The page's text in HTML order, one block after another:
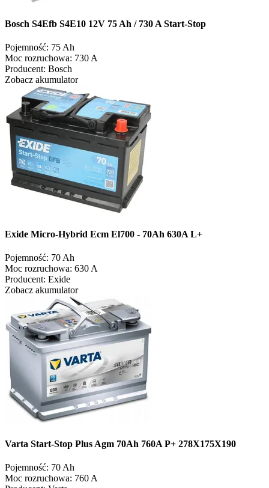
Bosch S4Efb S4E10 12V 75 Ah / 730 A Start-Stop
Pojemność: 75 Ah
Moc rozruchowa: 730 A
Producent: Bosch
Zobacz akumulator
Exide Micro-Hybrid Ecm El700 - 70Ah 630A L+
Pojemność: 70 Ah
Moc rozruchowa: 630 A
Producent: Exide
Zobacz akumulator
Varta Start-Stop Plus Agm 70Ah 760A P+ 278X175X190
Pojemność: 70 Ah
Moc rozruchowa: 760 A